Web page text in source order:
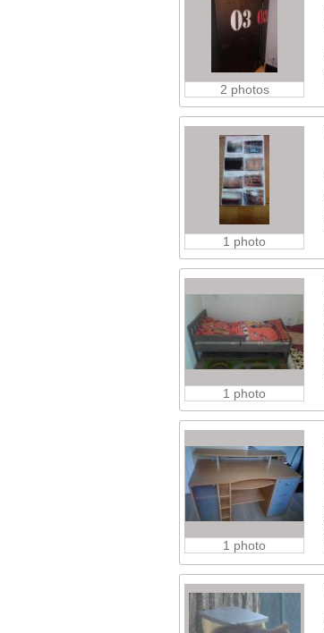
2 photos
1 photo
1 photo
1 photo